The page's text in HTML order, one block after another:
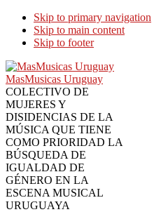
Skip to primary navigation
Skip to main content
Skip to footer
MasMusicas Uruguay
COLECTIVO DE
MUJERES Y
DISIDENCIAS DE LA
MÚSICA QUE TIENE
COMO PRIORIDAD LA
BÚSQUEDA DE
IGUALDAD DE
GÉNERO EN LA
ESCENA MUSICAL
URUGUAYA